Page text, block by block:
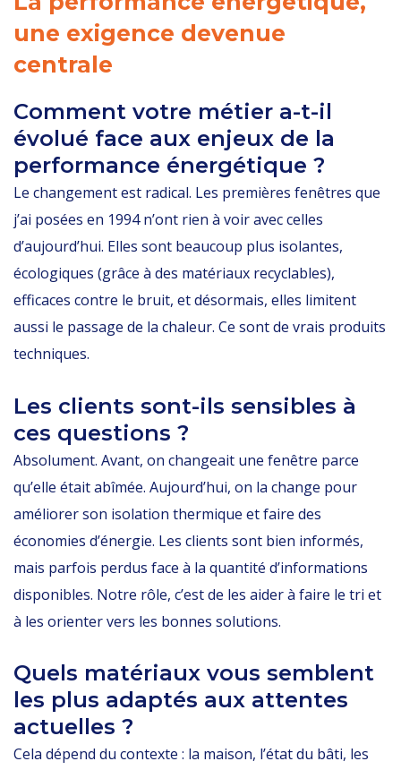
une exigence devenue
centrale
Comment votre métier a-t-il
évolué face aux enjeux de la
performance énergétique ?
Le changement est radical. Les premières fenêtres que
j’ai posées en 1994 n’ont rien à voir avec celles
d’aujourd’hui. Elles sont beaucoup plus isolantes,
écologiques (grâce à des matériaux recyclables),
efficaces contre le bruit, et désormais, elles limitent
aussi le passage de la chaleur. Ce sont de vrais produits
techniques.
Les clients sont-ils sensibles à
ces questions ?
Absolument. Avant, on changeait une fenêtre parce
qu’elle était abîmée. Aujourd’hui, on la change pour
améliorer son isolation thermique et faire des
économies d’énergie. Les clients sont bien informés,
mais parfois perdus face à la quantité d’informations
disponibles. Notre rôle, c’est de les aider à faire le tri et
à les orienter vers les bonnes solutions.
Quels matériaux vous semblent
les plus adaptés aux attentes
actuelles ?
Cela dépend du contexte : la maison, l’état du bâti, les